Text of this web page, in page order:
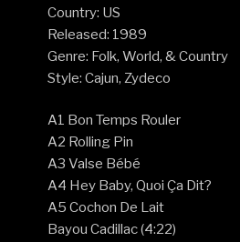
Country: US
Released: 1989
Genre: Folk, World, & Country
Style: Cajun, Zydeco
A1 Bon Temps Rouler
A2 Rolling Pin
A3 Valse Bébé
A4 Hey Baby, Quoi Ça Dit?
A5 Cochon De Lait
Bayou Cadillac (4:22)